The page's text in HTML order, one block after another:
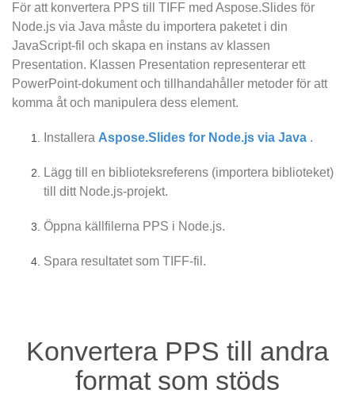
För att konvertera PPS till TIFF med Aspose.Slides för
Node.js via Java måste du importera paketet i din
JavaScript-fil och skapa en instans av klassen
Presentation. Klassen Presentation representerar ett
PowerPoint-dokument och tillhandahåller metoder för att
komma åt och manipulera dess element.
Installera Aspose.Slides for Node.js via Java .
Lägg till en biblioteksreferens (importera biblioteket)
till ditt Node.js-projekt.
Öppna källfilerna PPS i Node.js.
Spara resultatet som TIFF-fil.
Konvertera PPS till andra
format som stöds